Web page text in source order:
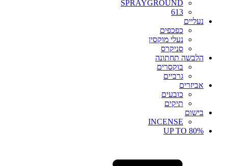
SPRAYGROUND
613
נעליים
כפכפים
נעלי מוקסין
סניקרס
הלבשה תחתונה
בוקסרים
גרביים
אביזרים
כובעים
תיקים
בישום
INCENSE
UP TO 80%